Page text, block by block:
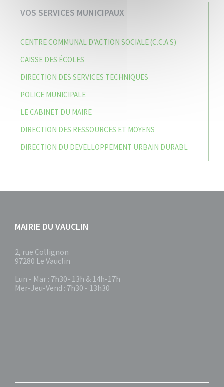
VOS SERVICES MUNICIPAUX
CENTRE COMMUNAL D’ACTION SOCIALE (C.C.A.S)
CAISSE DES ÉCOLES
DIRECTION DES SERVICES TECHNIQUES
POLICE MUNICIPALE
LE CABINET DU MAIRE
DIRECTION DES RESSOURCES ET MOYENS
DIRECTION DU DEVELLOPPEMENT URBAIN DURABL
MAIRIE DU VAUCLIN
2, rue Collignon
97280 Le Vauclin
Lun - Mar : 7h30- 13h & 14h-17h
Mer-Jeu-Vend : 7h30 - 13h30